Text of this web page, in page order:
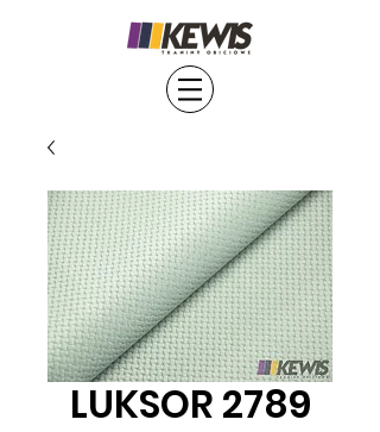
LUKSOR 2789